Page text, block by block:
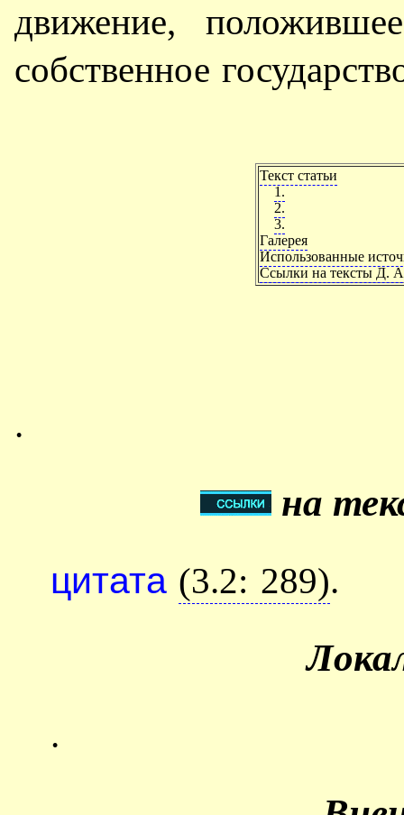
движение,
собственное
Текст статьи
1.
2.
3.
Галерея
Использованные
Ссылки на тексты Д.
.
на
цитата (3.2: 289).
.